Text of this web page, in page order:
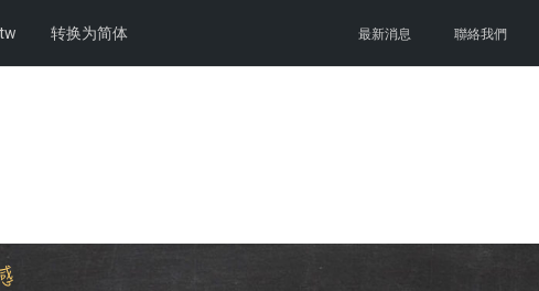
转换为简体 最新消息 聯絡我們